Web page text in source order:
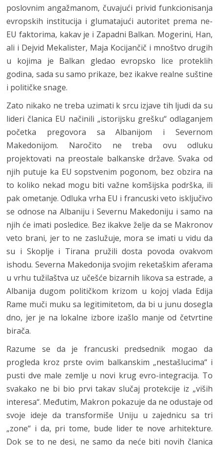
poslovnim angažmanom, čuvajući privid funkcionisanja
evropskih institucija i glumatajući autoritet prema ne-
EU faktorima, kakav je i Zapadni Balkan. Mogerini, Han,
ali i Dejvid Mekalister, Maja Kocijančič i mnoštvo drugih
u kojima je Balkan gledao evropsko lice proteklih
godina, sada su samo prikaze, bez ikakve realne suštine
i političke snage.
Zato nikako ne treba uzimati k srcu izjave tih ljudi da su
lideri članica EU načinili „istorijsku grešku“ odlaganjem
početka pregovora sa Albanijom i Severnom
Makedonijom. Naročito ne treba ovu odluku
projektovati na preostale balkanske države. Svaka od
njih putuje ka EU sopstvenim pogonom, bez obzira na
to koliko nekad mogu biti važne komšijska podrška, ili
pak ometanje. Odluka vrha EU i francuski veto isključivo
se odnose na Albaniju i Severnu Makedoniju i samo na
njih će imati posledice. Bez ikakve želje da se Makronov
veto brani, jer to ne zaslužuje, mora se imati u vidu da
su i Skoplje i Tirana pružili dosta povoda ovakvom
ishodu. Severna Makedonija svojim reketaškim aferama
u vrhu tužilaštva uz učešće bizarnih likova sa estrade, a
Albanija dugom političkom krizom u kojoj vlada Edija
Rame muči muku sa legitimitetom, da bi u junu dosegla
dno, jer je na lokalne izbore izašlo manje od četvrtine
birača.
Razume se da je francuski predsednik mogao da
progleda kroz prste ovim balkanskim „nestašlucima“ i
pusti dve male zemlje u novi krug evro-integracija. To
svakako ne bi bio prvi takav slučaj protekcije iz „viših
interesa“. Međutim, Makron pokazuje da ne odustaje od
svoje ideje da transformiše Uniju u zajednicu sa tri
„zone“ i da, pri tome, bude lider te nove arhitekture.
Dok se to ne desi, ne samo da neće biti novih članica